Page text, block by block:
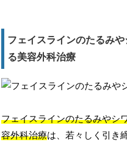
フェイスラインのたるみ
る美容外科治療
フェイスラインのたるみやシ
容外科治療は、若々しく引き